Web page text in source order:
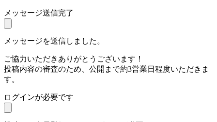
メッセージ送信完了
メッセージを送信しました。
ご協力いただきありがとうございます！
投稿内容の審査のため、公開まで約3営業日程度いただきま
す。
ログインが必要です